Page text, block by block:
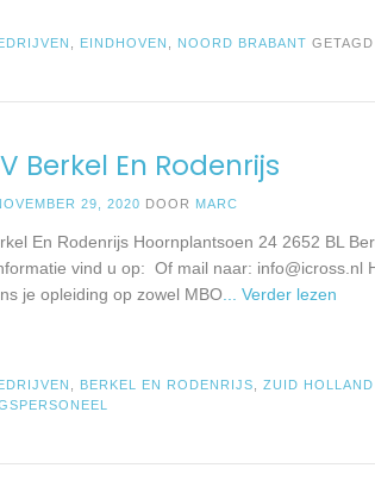
EINDHOVEN NOORD BRABANT
Berkel En Rodenrijs
29, 2020 DOOR MARC
En Rodenrijs Hoornplantsoen 24 2652 BL
vind u op: Of mail naar: info@icross.nl
je opleiding op zowel MBO ... Verder lezen
BERKEL EN RODENRIJS ,ZUID HOLLAND